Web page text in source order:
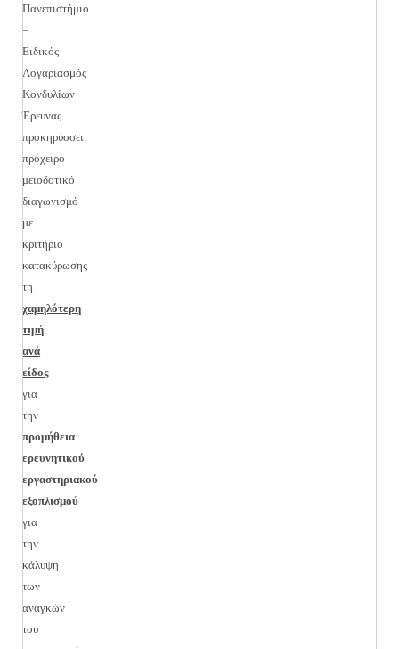
Πανεπιστήμιο
–
Ειδικός
Λογαριασμός
Κονδυλίων
Έρευνας
προκηρύσσει
πρόχειρο
μειοδοτικό
διαγωνισμό
με
κριτήριο
κατακύρωσης
τη
χαμηλότερη
τιμή
ανά
είδος
για
την
προμήθεια
ερευνητικού
εργαστηριακού
εξοπλισμού
για
την
κάλυψη
των
αναγκών
του